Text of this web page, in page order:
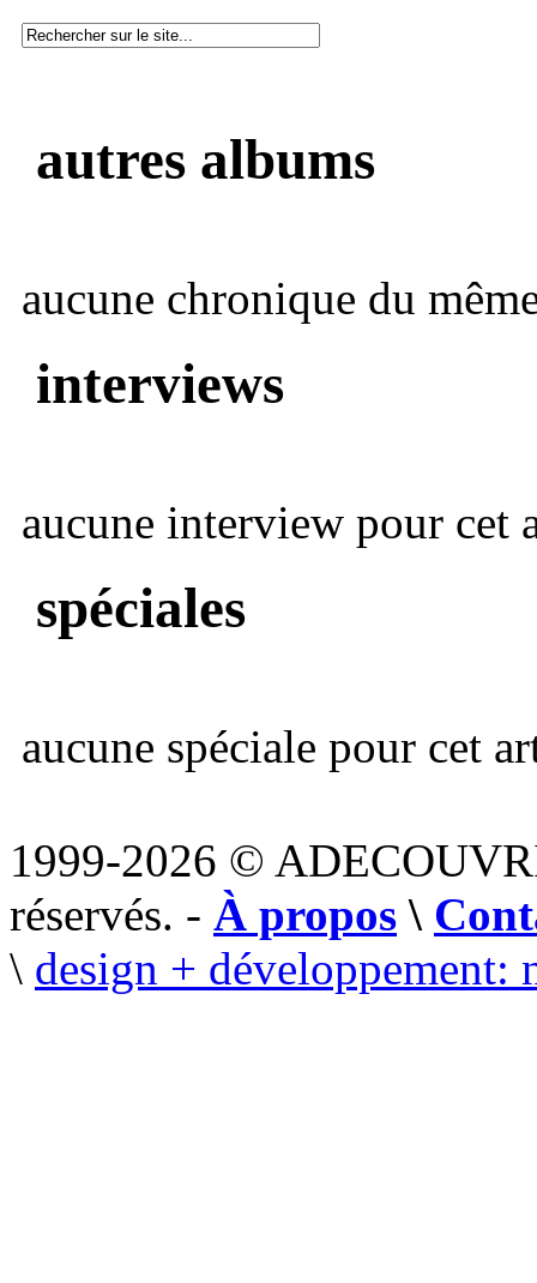
autres albums
aucune chronique du
interviews
aucune interview pour cet
spéciales
aucune spéciale pour cet
1999-2026 ©
réservés. - À propos \
\ design + développement: